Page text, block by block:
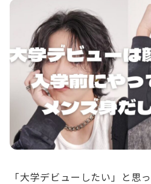
「大学デビューしたい」と思